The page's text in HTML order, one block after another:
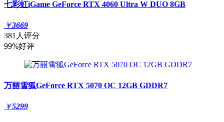
七彩虹iGame GeForce RTX 4060 Ultra W DUO 8GB
￥3669
381人评分
99%好评
万丽雪狐GeForce RTX 5070 OC 12GB GDDR7
￥5299